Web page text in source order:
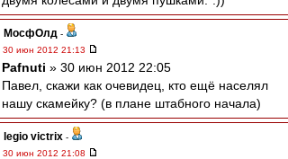
МосфОлд -
30 июн 2012 21:13
Pafnuti » 30 июн 2012 22:05
Павел, скажи как очевидец, кто ещё населял
нашу скамейку? (в плане штабного начала)
legio victrix -
30 июн 2012 21:08